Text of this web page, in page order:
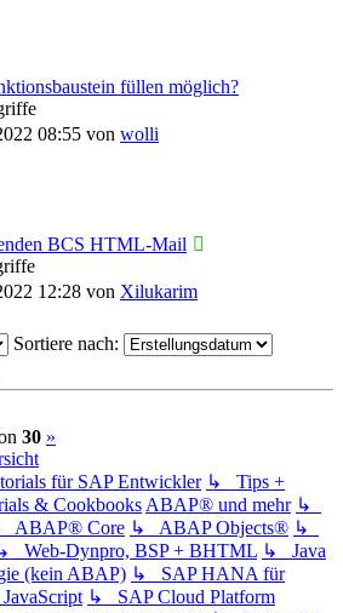
füllen möglich?
08:55 von wolli
BCS HTML-Mail
12:28 von Xilukarim
Sortiere nach:
30 (current)
»
für SAP Entwickler ↳ Tips +
& Cookbooks ABAP® und mehr ↳
ABAP® Core ↳ ABAP Objects® ↳
Web-Dynpro, BSP + BHTML ↳ Java
(kein ABAP) ↳ SAP HANA für
↳ SAP Cloud Platform